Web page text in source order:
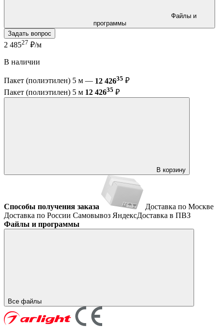
программы
Задать вопрос
2 48527 ₽/м
В наличии
Пакет (полиэтилен) 5 м — 12 42635 ₽
Пакет (полиэтилен) 5 м 12 42635 ₽
В корзину
Способы получения заказа
Доставка по Москве
Доставка по России Самовывоз ЯндексДоставка в ПВЗ
Файлы и программы
Все файлы